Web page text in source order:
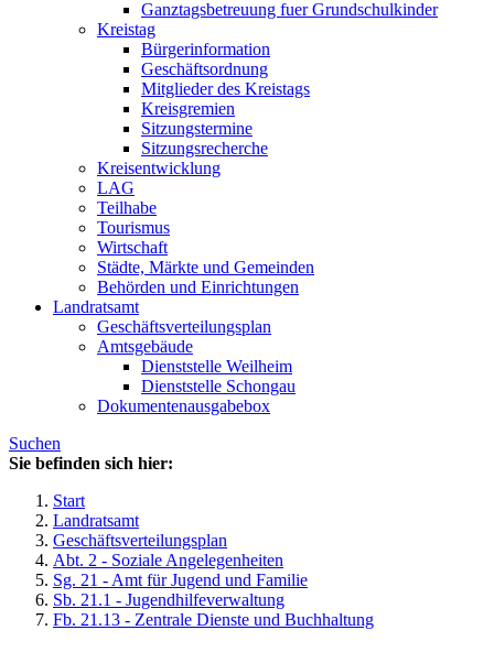
Ganztagsbetreuung fuer Grundschulkinder
Kreistag
Bürgerinformation
Geschäftsordnung
Mitglieder des Kreistags
Kreisgremien
Sitzungstermine
Sitzungsrecherche
Kreisentwicklung
LAG
Teilhabe
Tourismus
Wirtschaft
Städte, Märkte und Gemeinden
Behörden und Einrichtungen
Landratsamt
Geschäftsverteilungsplan
Amtsgebäude
Dienststelle Weilheim
Dienststelle Schongau
Dokumentenausgabebox
Suchen
Sie befinden sich hier:
Start
Landratsamt
Geschäftsverteilungsplan
Abt. 2 - Soziale Angelegenheiten
Sg. 21 - Amt für Jugend und Familie
Sb. 21.1 - Jugendhilfeverwaltung
Fb. 21.13 - Zentrale Dienste und Buchhaltung